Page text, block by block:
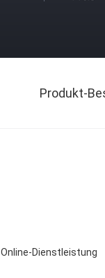
Produkt-
Online-Dienstleistung